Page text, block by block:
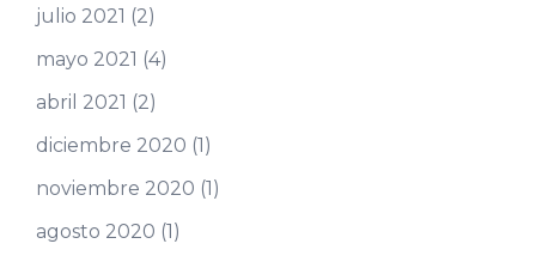
julio 2021 (2)
mayo 2021 (4)
abril 2021 (2)
diciembre 2020 (1)
noviembre 2020 (1)
agosto 2020 (1)